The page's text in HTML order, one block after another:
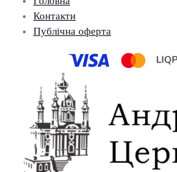
Контакти
Публічна оферта